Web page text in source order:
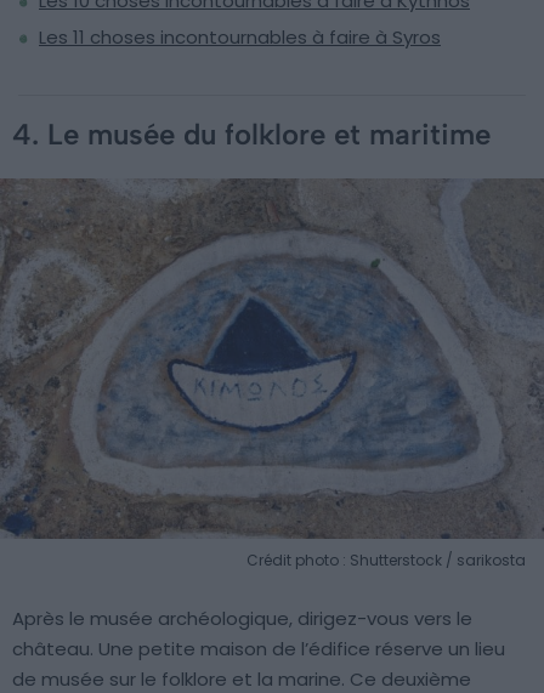
Les 11 choses incontournables à faire à Syros
4. Le musée du folklore et maritime
Crédit photo : Shutterstock / sarikosta
Après le musée archéologique, dirigez-vous vers le
château. Une petite maison de l’édifice réserve un lieu
de musée sur le folklore et la marine. Ce deuxième